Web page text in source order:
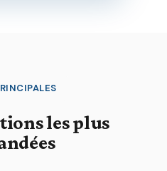
les plus